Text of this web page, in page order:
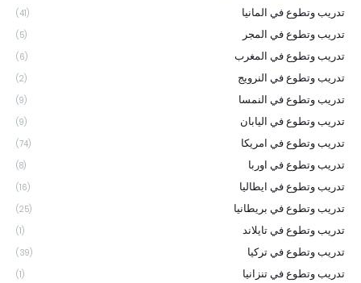
تدريب وتطوع في المانيا (41)
تدريب وتطوع في المجر (5)
تدريب وتطوع في المغرب (6)
تدريب وتطوع في النرويج (2)
تدريب وتطوع في النمسا (9)
تدريب وتطوع في اليابان (9)
تدريب وتطوع في امريكا (74)
تدريب وتطوع في اوربا (8)
تدريب وتطوع في ايطاليا (16)
تدريب وتطوع في بريطانيا (25)
تدريب وتطوع في تايلاند (1)
تدريب وتطوع في تركيا (39)
تدريب وتطوع في تنزانيا (1)